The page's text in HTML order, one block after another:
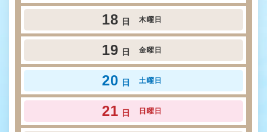
18 日 木曜日
19 日 金曜日
20 日 土曜日
21 日 日曜日